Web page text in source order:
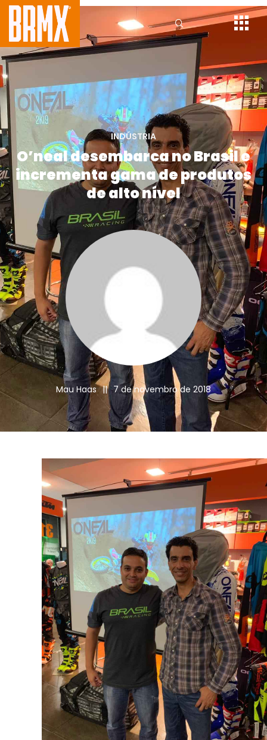
INDÚSTRIA
O’neal desembarca no Brasil e
incrementa gama de produtos
de alto nível
Mau Haas || 7 de novembro de 2018